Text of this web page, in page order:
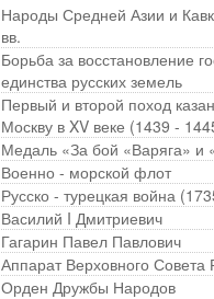
Народы Средней Азии и
вв.
Борьба за восстановление
единства русских земель
Первый и второй поход
Москву в XV веке (1439 -
Медаль «За бой «Варяга» и
Военно - морской флот
Русско - турецкая война
Василий I Дмитриевич
Гагарин Павел Павлович
Аппарат Верховного Совета
Орден Дружбы Народов